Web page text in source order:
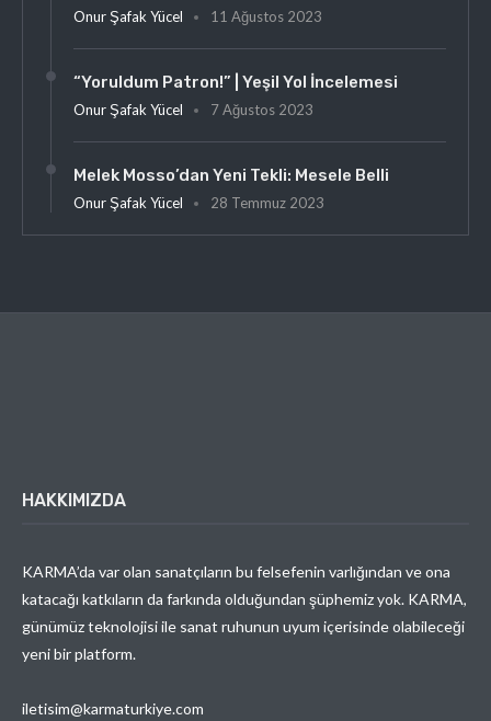
Onur Şafak Yücel 11 Ağustos 2023
“Yoruldum Patron!” | Yeşil Yol İncelemesi
Onur Şafak Yücel 7 Ağustos 2023
Melek Mosso’dan Yeni Tekli: Mesele Belli
Onur Şafak Yücel 28 Temmuz 2023
HAKKIMIZDA
KARMA’da var olan sanatçıların bu felsefenin varlığından ve ona
katacağı katkıların da farkında olduğundan şüphemiz yok. KARMA,
günümüz teknolojisi ile sanat ruhunun uyum içerisinde olabileceği
yeni bir platform.
iletisim@karmaturkiye.com